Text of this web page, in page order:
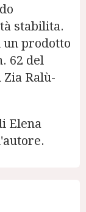
stabilita.
un prodotto
62 del
Zia Ralù-
Elena